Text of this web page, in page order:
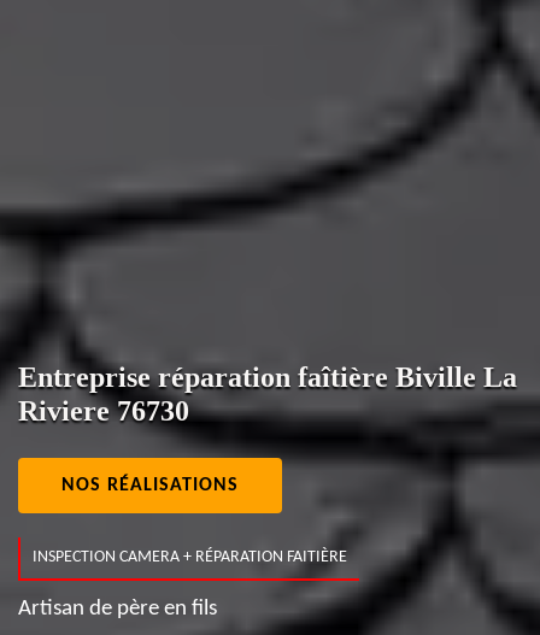
Entreprise réparation faîtière Biville La
Riviere 76730
NOS RÉALISATIONS
INSPECTION CAMERA + RÉPARATION FAITIÈRE
Artisan de père en fils